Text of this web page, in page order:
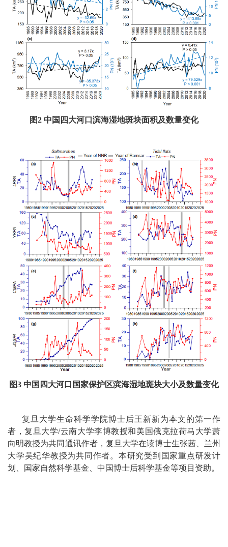
图2 中国四大河口滨海湿地斑块面积及数量变化
图3 中国四大河口国家保护区滨海湿地斑块大小及数量变化
复旦大学生命科学学院博士后王新新为本文的第一作
者，复旦大学/云南大学李博教授和美国俄克拉荷马大学萧
向明教授为共同通讯作者，复旦大学在读博士生张茜、兰州
大学吴纪华教授为共同作者。本研究受到国家重点研发计
划、国家自然科学基金、中国博士后科学基金等项目资助。